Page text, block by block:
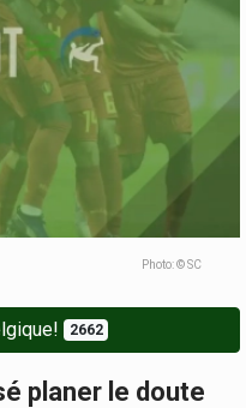
Photo: © SC
2662
planer le doute